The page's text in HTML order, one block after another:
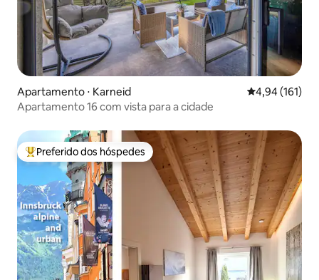
Apartamento ⋅ Karneid 4,94 de uma
4,94 (161)
Apartamento 16 com vista para a cidade
Entre os melhores preferidos dos hóspedes
Preferido dos hóspedes